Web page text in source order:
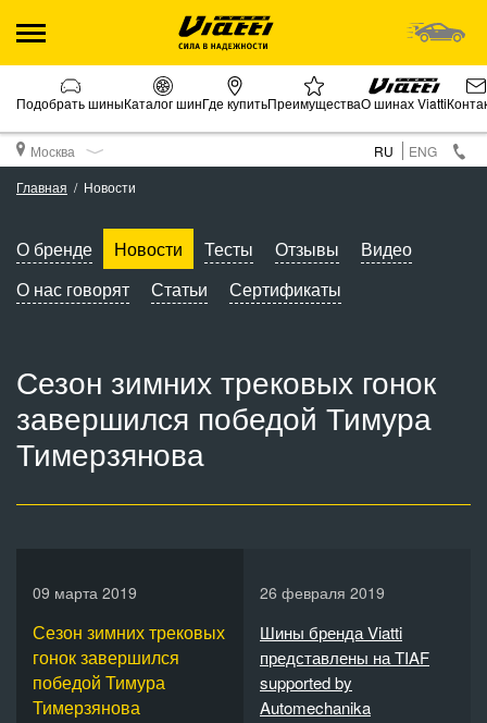
Подобрать шиныКаталог шинГде купитьПреимуществаО шинах Viatti
Москва RU
ENG
Главная
Новости
О бренде Новости Тесты Отзывы
Видео
О нас говорят
Статьи Сертификаты
Сезон зимних трековых гонок
завершился победой Тимура
Тимерзянова
09 марта 2019
Сезон зимних трековых
гонок завершился
победой Тимура
Тимерзянова
26 февраля 2019
Шины бренда Viatti
представлены на TIAF
supported by
Automechanika